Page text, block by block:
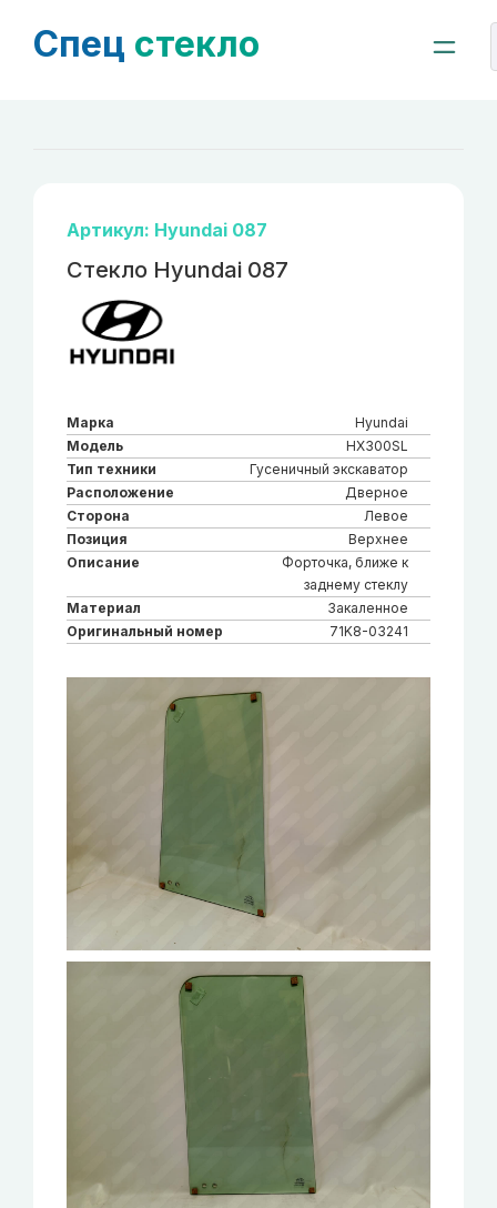
Спец стекло
Артикул: Hyundai 087
Стекло Hyundai 087
Марка
Hyundai
Модель
HX300SL
Тип техники
Гусеничный экскаватор
Расположение
Дверное
Сторона
Левое
Позиция
Верхнее
Описание
Форточка, ближе к
заднему стеклу
Материал
Закаленное
Оригинальный номер
71K8-03241